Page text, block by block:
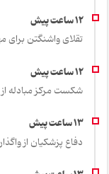
تقلای واشنگتن برای
شکست مرکز مبادله از
دفاع پزشکیان از